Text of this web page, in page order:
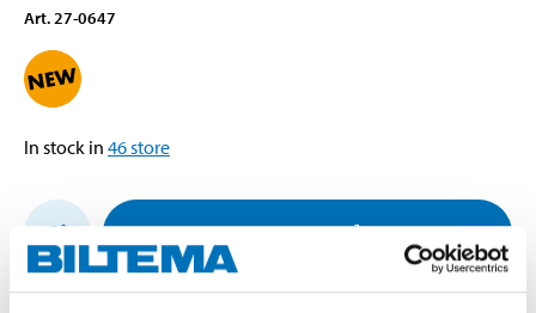
Art. 27-0647
In stock in 46store
ADD TO CART